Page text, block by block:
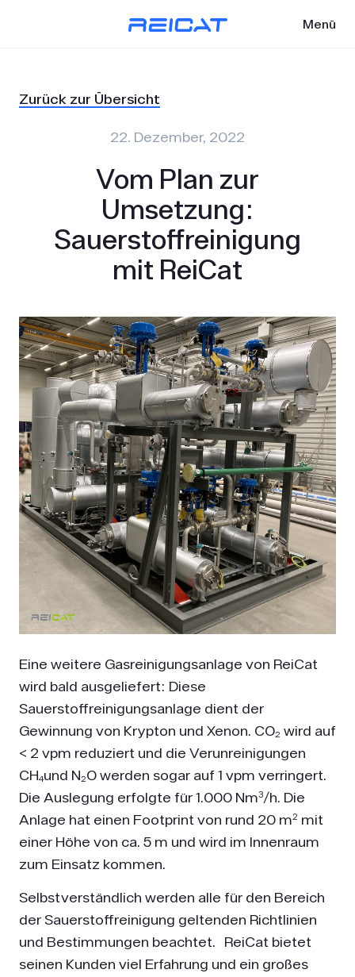
Menü
Zurück zur Übersicht
22. Dezember, 2022
Vom Plan zur
Umsetzung:
Sauerstoffreinigung
mit ReiCat
Eine weitere Gasreinigungsanlage von ReiCat
wird bald ausgeliefert: Diese
Sauerstoffreinigungsanlage dient der
Gewinnung von Krypton und Xenon. CO₂ wird auf
< 2 vpm reduziert und die Verunreinigungen
CH₄und N₂O werden sogar auf 1 vpm verringert.
Die Auslegung erfolgte für 1.000 Nm³/h. Die
Anlage hat einen Footprint von rund 20 m² mit
einer Höhe von ca. 5 m und wird im Innenraum
zum Einsatz kommen.
Selbstverständlich werden alle für den Bereich
der Sauerstoffreinigung geltenden Richtlinien
und Bestimmungen beachtet. ReiCat bietet
seinen Kunden viel Erfahrung und ein großes